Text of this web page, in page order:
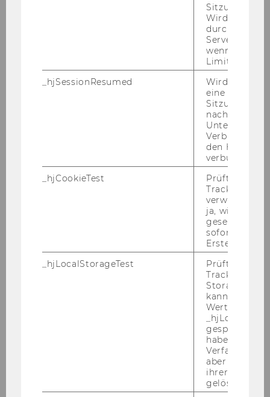
Sitzung zu
Wird
durch ein
Servers
wenn die
Limit
_hjSessionResumed
Wird gesetzt,
eine
Sitzung/
nach einer
Verbindung
den Hotjar-
verbunden
_hjCookieTest
Prüft, ob der
Tracking
verwenden
ja, wird ein
gesetzt. Wird
sofort nach
Erstellung
_hjLocalStorageTest
Prüft, ob der
Tracking
Storage
kann. Wenn
Wert 1
haben keine
Verfallszeit,
aber fast
ihrer
gelöscht.